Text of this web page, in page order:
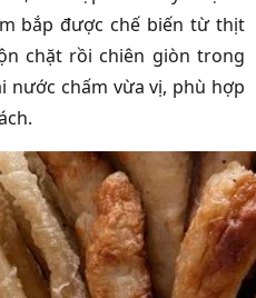
bắp được chế biến từ thịt
chặt rồi chiên giòn trong
nước chấm vừa vị, phù hợp